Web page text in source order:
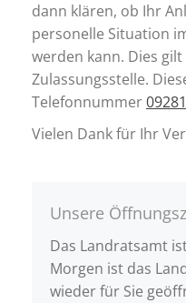
dann klären, ob Ihr
personelle Situation
werden kann. Dies gilt
Zulassungsstelle.
Telefonnummer
Vielen Dank für Ihr
Unsere
Das Landratsamt
Morgen ist das
wieder für Sie